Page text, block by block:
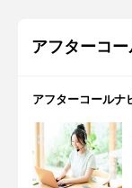
アフターコ
アフターコールナ